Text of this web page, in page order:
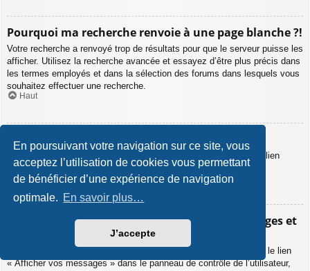
En poursuivant votre navigation sur ce site, vous
acceptez l’utilisation de cookies vous permettant
de bénéficier d’une expérience de navigation
optimale. En savoir plus…
J’accepte
Pourquoi ma recherche renvoie à une page blanche ?!
Votre recherche a renvoyé trop de résultats pour que le serveur puisse les
afficher. Utilisez la recherche avancée et essayez d’être plus précis dans
les termes employés et dans la sélection des forums dans lesquels vous
souhaitez effectuer une recherche.
Haut
Comment puis-je rechercher des membres ?
Veuillez vous rendre sur la liste des membres puis cliquer sur le lien
« Trouver un membre ».
Haut
Comment puis-je retrouver mes propres messages et
Vos propres messages peuvent être affichés soit en cliquant sur le lien
« Afficher vos messages » dans le panneau de contrôle de l’utilisateur,